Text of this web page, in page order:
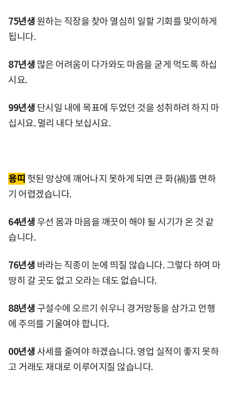
75년생원하는 직장을 찾아 열심히 일할 기회를 맞이하게
됩니다.
87년생 많은 어려움이 다가와도 마음을 굳게 먹도록 하십
시요.
99년생 단시일 내에 목표에 두었던 것을 성취하려 하지 마
십시요. 멀리 내다 보십시요.
용띠 헛된 망상에 깨어나지 못하게 되면 큰 화(禍)를 면하
기 어렵겠습니다.
64년생 우선 몸과 마음을 깨끗이 해야 될 시기가 온 것 같
습니다.
76년생 바라는 직종이 눈에 띄질 않습니다. 그렇다 하여 마
땅히 갈 곳도 없고 오라는 데도 없습니다.
88년생 구설수에 오르기 쉬우니 경거망동을 삼가고 언행
에 주의를 기울여야 합니다.
00년생 사세를 줄여야 하겠습니다. 영업 실적이 좋지 못하
고 거래도 재대로 이루어지질 않습니다.